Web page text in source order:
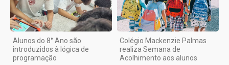
Alunos do 8° Ano são
introduzidos à lógica de
programação
Colégio Mackenzie Palmas
realiza Semana de
Acolhimento aos alunos